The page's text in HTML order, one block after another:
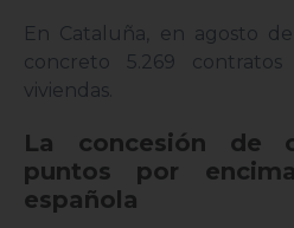
En Cataluña, en agosto
concreto 5.269
viviendas.
La concesión de
puntos por
española